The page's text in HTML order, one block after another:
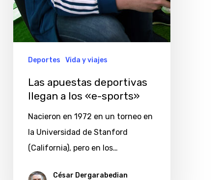
Deportes Vida y viajes
Las apuestas deportivas
llegan a los «e-sports»
Nacieron en 1972 en un torneo en
la Universidad de Stanford
(California), pero en los…
César Dergarabedian